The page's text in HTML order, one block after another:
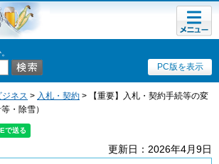
PC版を表示
メニュ
ー
ネス > 入札・契約 > 【重要】入札・契約手続等の変
・除雪）
更新日：2026年4月9日